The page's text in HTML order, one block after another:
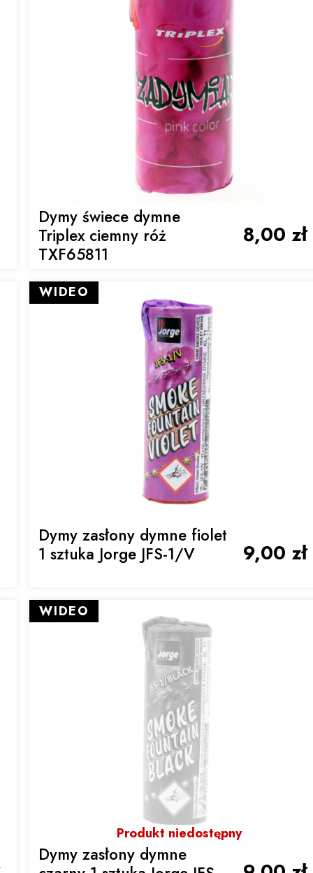
Dymy świece dymne
Triplex ciemny róż
TXF65811
8,00 zł
Dymy zasłony dymne fiolet
1 sztuka Jorge JFS-1/V
9,00 zł
WIDEO
Produkt niedostępny
Dymy zasłony dymne
WIDEO